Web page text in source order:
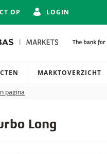
OP LOGIN
MARKTOVERZICHT
pagina
Long